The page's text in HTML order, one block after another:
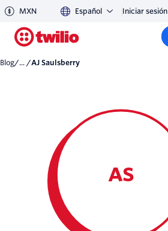
MXN Español Iniciar sesión
Blog/... / AJ Saulsberry
AS